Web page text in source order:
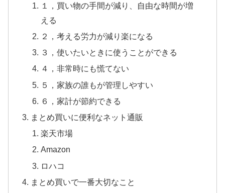
１，買い物の手間が減り、自由な時間が増
える
２，考える労力が減り楽になる
３，使いたいときに使うことができる
４，非常時にも慌てない
５，家族の誰もが管理しやすい
６，家計が節約できる
まとめ買いに便利なネット通販
楽天市場
Amazon
ロハコ
まとめ買いで一番大切なこと